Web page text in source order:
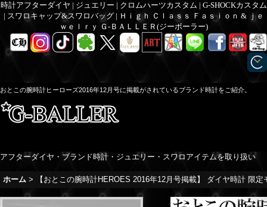
時計アフターダイヤ | ジュエリー | クロムハーツカスタム | G-SHOCKカスタム
| スワロキャップ&スワロバッグ | Ｈｉｇｈ Ｃｌａｓｓ Ｆａｓｉｏｎ & ｊｅ
ｗｅｌｒｙ Ｇ-ＢＡＬＬＥＲ(ジーボーラー)
おとこの腕時計ヒーローズ2016年12月号に掲載がされているブランド時計をご紹介。
アフターダイヤ・ブランド時計・ジュエリー・スワロアイテムを取り扱い
ホーム > 【おとこの腕時計HEROES 2016年12月号掲載】 ダイヤ時計 限